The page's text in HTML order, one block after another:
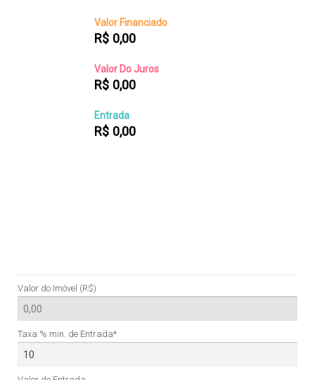
Valor Financiado
R$ 0,00
Valor Do Juros
R$ 0,00
Entrada
R$ 0,00
Valor do Imóvel (R$)
Taxa % min. de Entrada*